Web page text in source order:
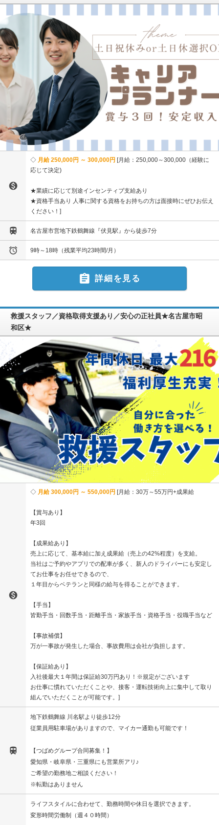

月給 250,000円 ～ 300,000円 月給：250,000～300,000（経験に
応じて決定)
★業績に応じて別途インセンティブ支給あり
★資格手当あり 人事に関する資格をお持ちの方は面接時にぜひお伝え
ください！
 名古屋市営地下鉄鶴舞線『伏見駅』から徒歩7分
 9時～18時（残業平均23時間/月）
 詳細を見る
救援スタッフ／資格取得支援あり／安心の正社員★名古屋市昭
和区★

月給 300,000円 ～ 550,000円 月給：30万～55万円+成果給
【賞与あり】
年3回
【成果給あり】
売上に応じて、基本給に加え成果給（売上の42%程度）を支給。
当社はご予約やアプリでの配車が多く、新人のドライバーにも安定し
てお仕事をお任せできるので、
１年目からベテランと同様の給与を得ることができます。
【手当】
皆勤手当・回数手当・距離手当・家族手当・資格手当・役職手当など
【事故補償】
万が一事故が発生した場合、事故費用は会社が負担します。
【保証給あり】
入社後最大１年間は保証給30万円あり！※規定がございます
お仕事に慣れていただくことや、接客・運転技術向上に集中して取り
組んでいただくことが可能です。

地下鉄鶴舞線 川名駅より徒歩12分
従業員用駐車場がありますので、マイカー通勤も可能です！
【つばめグループ合同募集！】
愛知県・岐阜県・三重県にも営業所アリ♪
ご希望の勤務地ご相談ください！
※転勤はありません
ライフスタイルに合わせて、勤務時間や休日を選択できます。
変形時間労働制（週４０時間）